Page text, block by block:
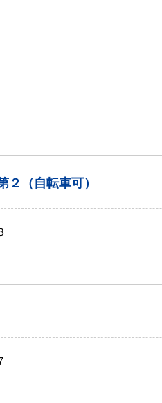
２（自転車可）